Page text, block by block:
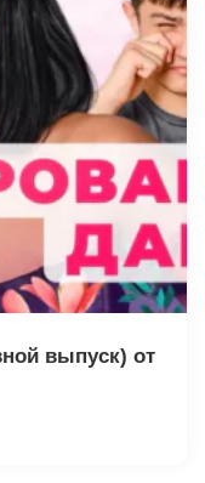
выпуск) от